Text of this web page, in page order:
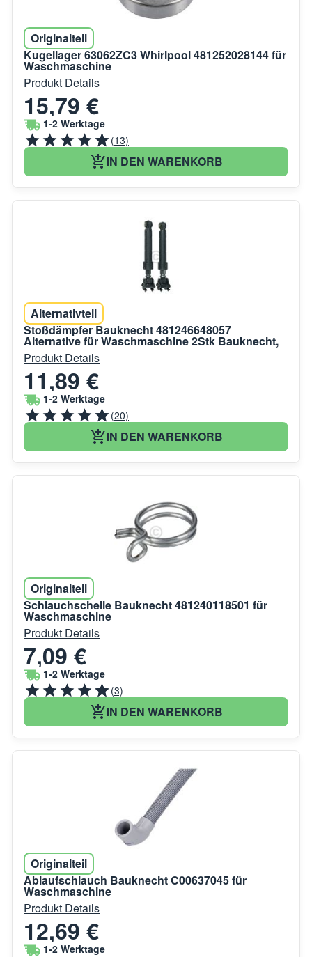
Originalteil
Kugellager 63062ZC3 Whirlpool 481252028144 für
Waschmaschine
Produkt Details
15,79 €
1-2 Werktage
(13)
IN DEN WARENKORB
Alternativteil
Stoßdämpfer Bauknecht 481246648057
Alternative für Waschmaschine 2Stk Bauknecht,
Produkt Details
11,89 €
1-2 Werktage
(20)
IN DEN WARENKORB
Originalteil
Schlauchschelle Bauknecht 481240118501 für
Waschmaschine
Produkt Details
7,09 €
1-2 Werktage
(3)
IN DEN WARENKORB
Originalteil
Ablaufschlauch Bauknecht C00637045 für
Waschmaschine
Produkt Details
12,69 €
1-2 Werktage